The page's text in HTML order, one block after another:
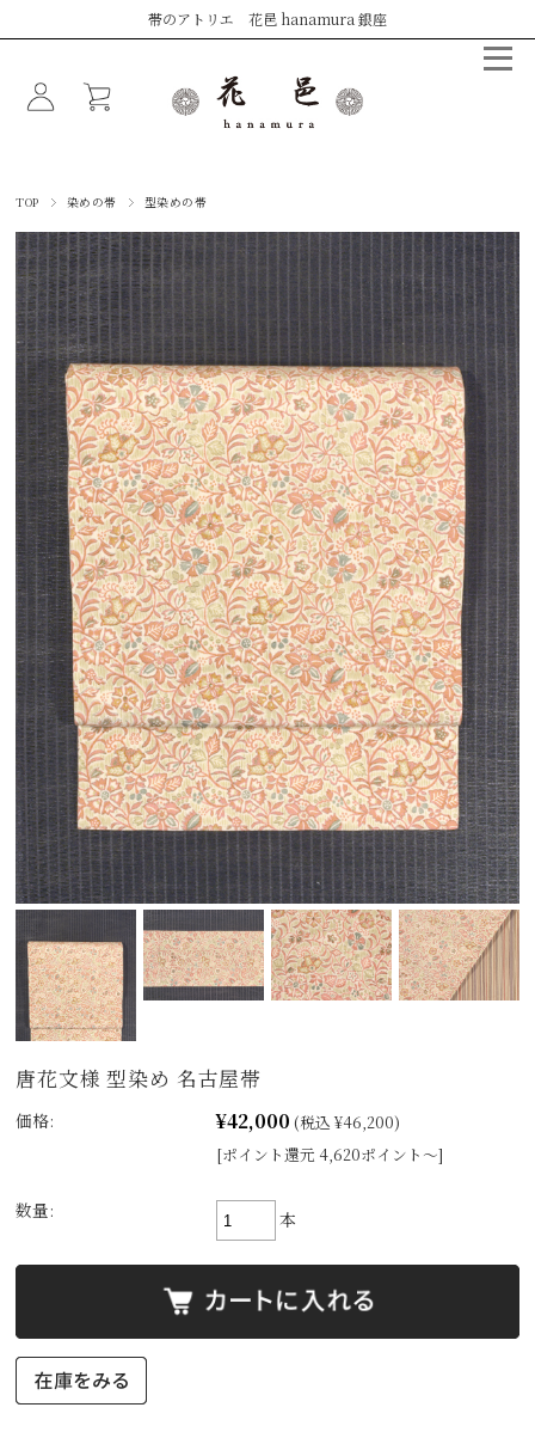
帯のアトリエ 花邑 hanamura 銀座
TOP 染めの帯 型染めの帯
唐花文様 型染め 名古屋帯
価格: ¥42,000 (税込 ¥46,200)
[ポイント還元 4,620ポイント～]
数量: 本